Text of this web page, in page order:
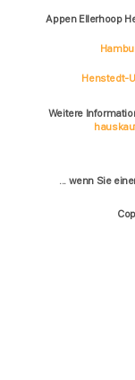
Appen Ellerhoop
Henstedt-
Weitere
... wenn Sie